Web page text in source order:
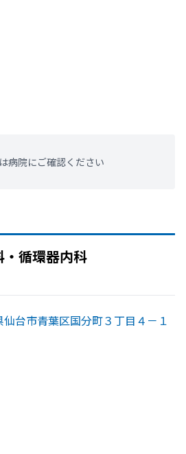
病院にご確認ください
・循環器内科
仙台市青葉区国分町３丁目４－１